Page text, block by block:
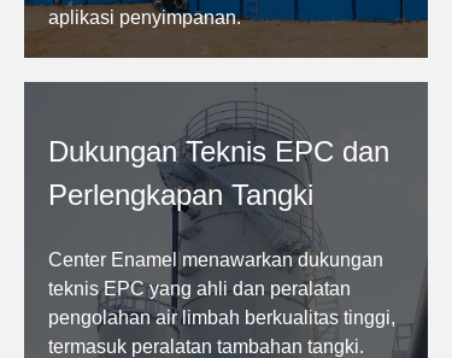
aplikasi penyimpanan.
Dukungan Teknis EPC dan
Perlengkapan Tangki
Center Enamel menawarkan dukungan
teknis EPC yang ahli dan peralatan
pengolahan air limbah berkualitas tinggi,
termasuk peralatan tambahan tangki.